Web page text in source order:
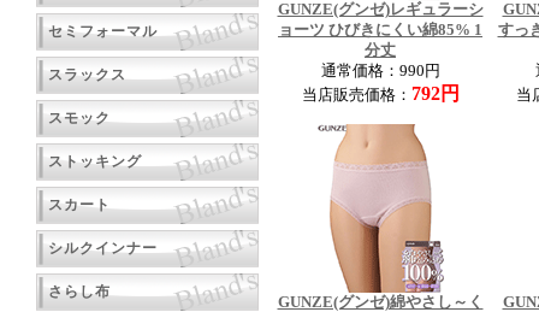
セミフォーマル
スラックス
スモック
ストッキング
スカート
シルクインナー
さらし布
GUNZE(グンゼ)レギュラーシ
ョーツ ひびきにくい綿85% 1
分丈
通常価格：990円
当店販売価格： 792円
すっ
当
GUNZE(グンゼ)綿やさし～く